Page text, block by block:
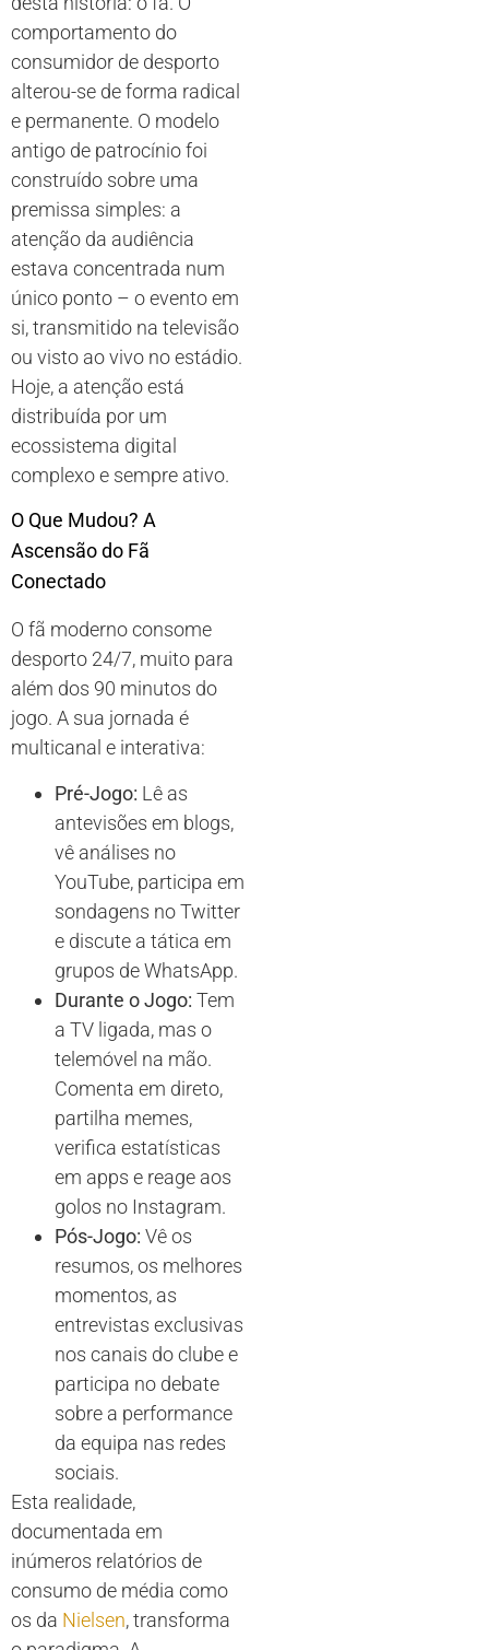
comportamento do
consumidor de desporto
alterou-se de forma radical
e permanente. O modelo
antigo de patrocínio foi
construído sobre uma
premissa simples: a
atenção da audiência
estava concentrada num
único ponto – o evento em
si, transmitido na televisão
ou visto ao vivo no estádio.
Hoje, a atenção está
distribuída por um
ecossistema digital
complexo e sempre ativo.
O Que Mudou? A
Ascensão do Fã
Conectado
O fã moderno consome
desporto 24/7, muito para
além dos 90 minutos do
jogo. A sua jornada é
multicanal e interativa:
Pré-Jogo: Lê as
antevisões em blogs,
vê análises no
YouTube, participa em
sondagens no Twitter
e discute a tática em
grupos de WhatsApp.
Durante o Jogo: Tem
a TV ligada, mas o
telemóvel na mão.
Comenta em direto,
partilha memes,
verifica estatísticas
em apps e reage aos
golos no Instagram.
Pós-Jogo: Vê os
resumos, os melhores
momentos, as
entrevistas exclusivas
nos canais do clube e
participa no debate
sobre a performance
da equipa nas redes
sociais.
Esta realidade,
documentada em
inúmeros relatórios de
consumo de média como
os da Nielsen, transforma